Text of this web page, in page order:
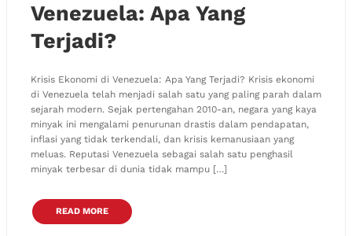
Venezuela: Apa Yang
Terjadi?
Krisis Ekonomi di Venezuela: Apa Yang Terjadi? Krisis ekonomi
di Venezuela telah menjadi salah satu yang paling parah dalam
sejarah modern. Sejak pertengahan 2010-an, negara yang kaya
minyak ini mengalami penurunan drastis dalam pendapatan,
inflasi yang tidak terkendali, dan krisis kemanusiaan yang
meluas. Reputasi Venezuela sebagai salah satu penghasil
minyak terbesar di dunia tidak mampu […]
READ MORE